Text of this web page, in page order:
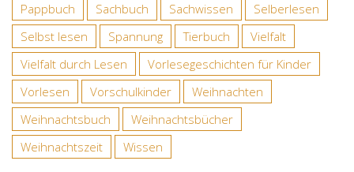
Pappbuch
Sachbuch Sachwissen
Selberlesen
Selbst lesen
Spannung Tierbuch
Vielfalt
Vielfalt durch Lesen
Vorlesegeschichten für Kinder
Vorlesen
Vorschulkinder
Weihnachten
Weihnachtsbuch
Weihnachtsbücher
Weihnachtszeit
Wissen